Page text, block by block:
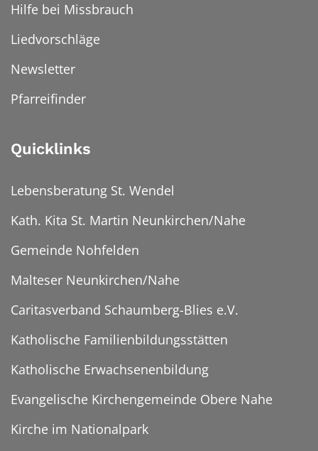
Hilfe bei Missbrauch
Liedvorschläge
Newsletter
Pfarreifinder
Quicklinks
Lebensberatung St. Wendel
Kath. Kita St. Martin Neunkirchen/Nahe
Gemeinde Nohfelden
Malteser Neunkirchen/Nahe
Caritasverband Schaumberg-Blies e.V.
Katholische Familienbildungsstätten
Katholische Erwachsenenbildung
Evangelische Kirchengemeinde Obere Nahe
Kirche im Nationalpark